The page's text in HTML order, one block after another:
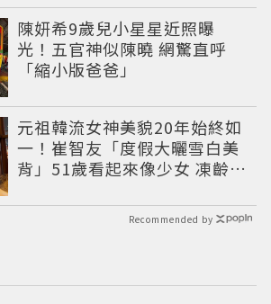
陳妍希9歲兒小星星近照曝
光！五官神似陳曉 網驚直呼
「縮小版爸爸」
元祖韓流女神美貌20年始終如
一！崔智友「度假大曬雪白美
背」51歲看起來像少女 凍齡近
Recommended by